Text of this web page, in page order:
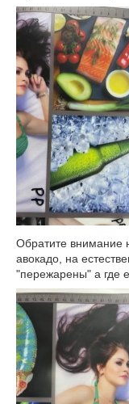
Обратите внимание
авокадо, на
"пережарены" а где